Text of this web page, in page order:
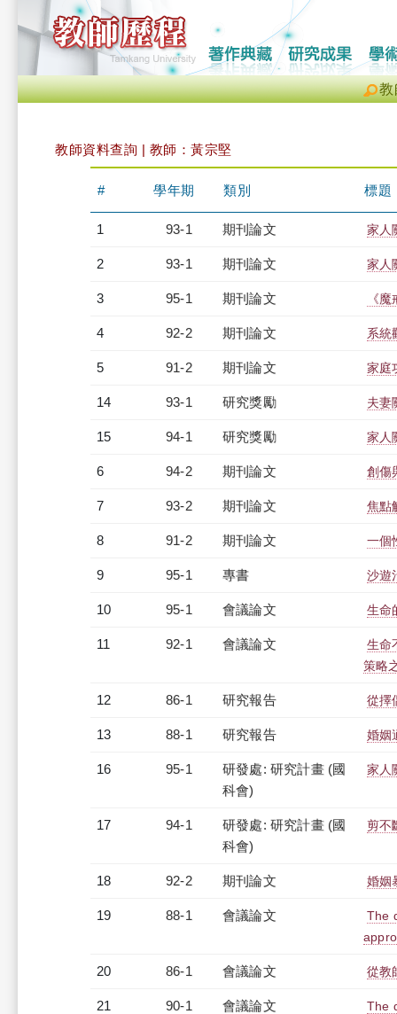
教
教師資料查詢 | 教師：黃宗堅
# 學年期 類別 標題
1 93-1 期刊論文 家人
2 93-1 期刊論文 家人
3 95-1 期刊論文 《
4 92-2 期刊論文 系統
5 91-2 期刊論文 家庭
14 93-1 研究獎勵 夫妻
15 94-1 研究獎勵 家人
6 94-2 期刊論文 創傷
7 93-2 期刊論文 焦點
8 91-2 期刊論文 一個
9 95-1 專書 沙遊
10 95-1 會議論文 生命
11 92-1 會議論文
生命
策略
12 86-1 研究報告 從擇
13 88-1 研究報告 婚姻
16 95-1
研發處: 研究計畫 (國
科會)
家人
17 94-1
研發處: 研究計畫 (國
科會)
剪不
18 92-2 期刊論文 婚姻
19 88-1 會議論文
The
20 86-1 會議論文 從教
21 90-1 會議論文 The